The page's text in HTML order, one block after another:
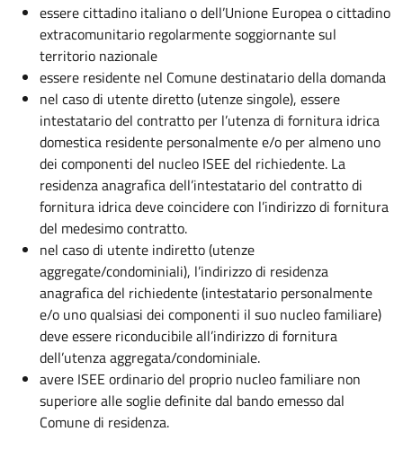
essere cittadino italiano o dell’Unione Europea o cittadino
extracomunitario regolarmente soggiornante sul
territorio nazionale
essere residente nel Comune destinatario della domanda
nel caso di utente diretto (utenze singole), essere
intestatario del contratto per l’utenza di fornitura idrica
domestica residente personalmente e/o per almeno uno
dei componenti del nucleo ISEE del richiedente. La
residenza anagrafica dell’intestatario del contratto di
fornitura idrica deve coincidere con l’indirizzo di fornitura
del medesimo contratto.
nel caso di utente indiretto (utenze
aggregate/condominiali), l’indirizzo di residenza
anagrafica del richiedente (intestatario personalmente
e/o uno qualsiasi dei componenti il suo nucleo familiare)
deve essere riconducibile all’indirizzo di fornitura
dell’utenza aggregata/condominiale.
avere ISEE ordinario del proprio nucleo familiare non
superiore alle soglie definite dal bando emesso dal
Comune di residenza.